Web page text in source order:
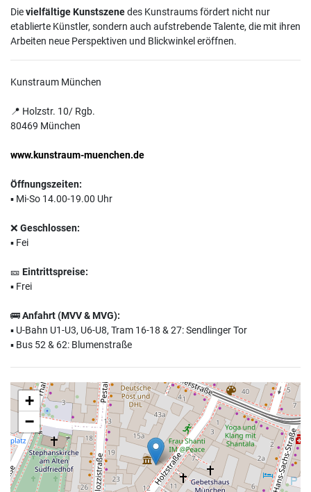
Dievielfältige Kunstszenedes Kunstraums fördert nicht nur
etablierte Künstler, sondern auch aufstrebende Talente, die mit ihren
Arbeiten neue Perspektiven und Blickwinkel eröffnen.
Kunstraum München
📍 Holzstr. 10/ Rgb.
80469 München
www.kunstraum-muenchen.de
Öffnungszeiten:
▪️ Mi-So 14.00-19.00 Uhr
❌ Geschlossen:
▪️ Fei
🎫 Eintrittspreise:
▪️ Frei
🚌Anfahrt (MVV & MVG):
▪️ U-Bahn U1-U3, U6-U8, Tram 16-18 & 27: Sendlinger Tor
▪️ Bus 52 & 62: Blumenstraße
+
−